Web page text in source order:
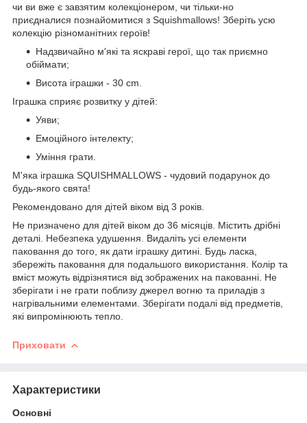
чи ви вже є завзятим колекціонером, чи тільки-но
приєдналися познайомитися з Squishmallows! Зберіть усю
колекцію різноманітних героїв!
Надзвичайно м'які та яскраві герої, що так приємно
обіймати;
Висота іграшки - 30 cm.
Іграшка сприяє розвитку у дітей:
Уяви;
Емоційного інтелекту;
Уміння грати.
М'яка іграшка SQUISHMALLOWS - чудовий подарунок до
будь-якого свята!
Рекомендовано для дітей віком від 3 років.
Не призначено для дітей віком до 36 місяців. Містить дрібні
деталі. Небезпека удушення. Видаліть усі елементи
паковання до того, як дати іграшку дитині. Будь ласка,
збережіть паковання для подальшого використання. Колір та
вміст можуть відрізнятися від зображених на пакованні. Не
зберігати і не грати поблизу джерел вогню та приладів з
нагрівальними елементами. Зберігати подалі від предметів,
які випромінюють тепло.
Приховати
Характеристики
Основні